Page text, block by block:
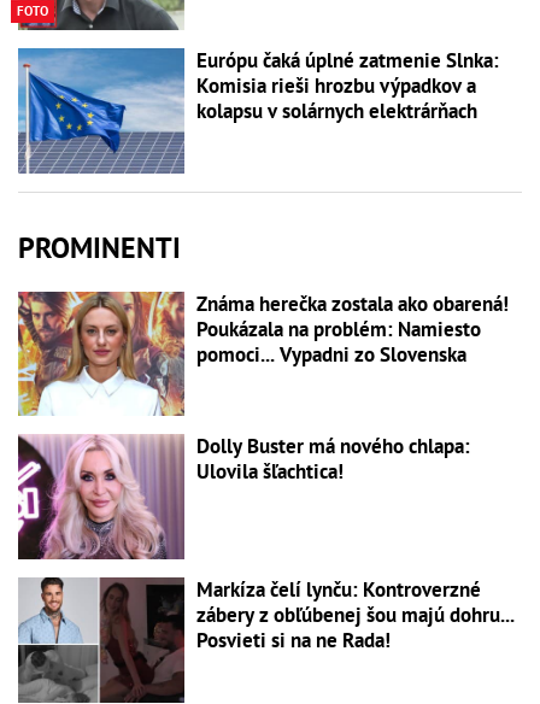
FOTO
Európu čaká úplné zatmenie Slnka:
Komisia rieši hrozbu výpadkov a
kolapsu v solárnych elektrárňach
PROMINENTI
Známa herečka zostala ako obarená!
Poukázala na problém: Namiesto
pomoci... Vypadni zo Slovenska
Dolly Buster má nového chlapa:
Ulovila šľachtica!
Markíza čelí lynču: Kontroverzné
zábery z obľúbenej šou majú dohru...
Posvieti si na ne Rada!